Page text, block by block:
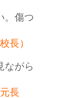
。傷つ
長）
ながら
長